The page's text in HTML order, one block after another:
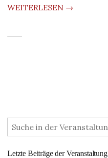
WEITERLESEN →
:
Letzte Beiträge der Veranstaltung